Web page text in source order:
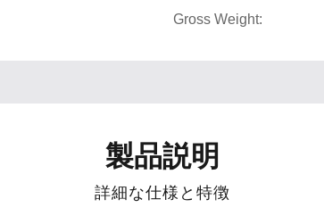
Gross Weight:
製品説明
詳細な仕様と特徴